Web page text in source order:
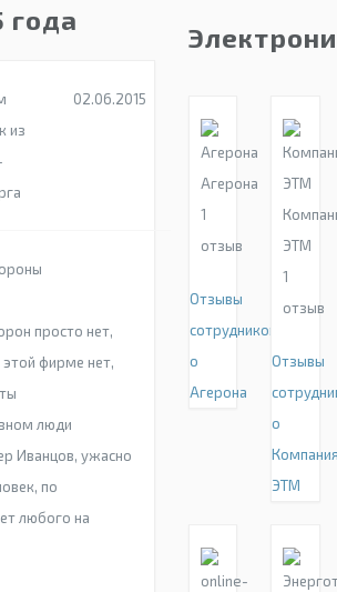
года
из
02.06.2015
просто нет,
фирме нет,
люди
Иванцов, ужасно
по
любого на
Агерона
1
отзыв
Отзывы
сотрудников
о
Агерона
ЭТМ
1
отзыв
Отзывы
о
ЭТМ